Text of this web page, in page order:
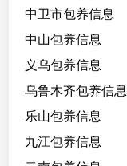
1
0
5
，
财
务
工
作
中卫市包养信息
中山包养信息
义乌包养信息
乌鲁木齐包养信息
乐山包养信息
九江包养信息